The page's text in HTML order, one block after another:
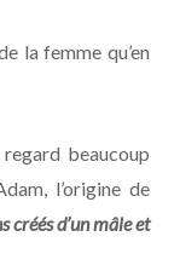
la femme qu’en
beaucoup
l’origine de
créés d’un mâle et